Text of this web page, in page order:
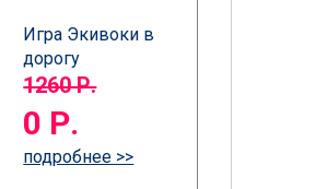
Игра Экивоки в
дорогу
1260 Р.
0 Р.
подробнее >>